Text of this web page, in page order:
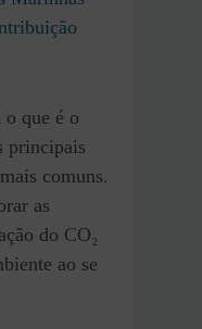
o que é o
principais
comuns.
as
do CO₂
ao se